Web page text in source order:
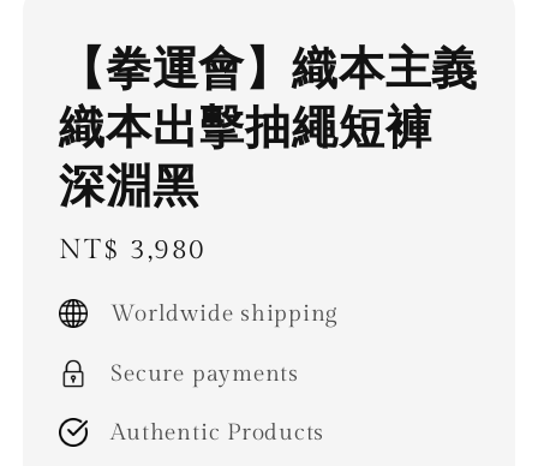
【拳運會】織本主義
織本出擊抽繩短褲
深淵黑
Regular
price
NT$ 3,980
Worldwide shipping
Secure payments
Authentic Products